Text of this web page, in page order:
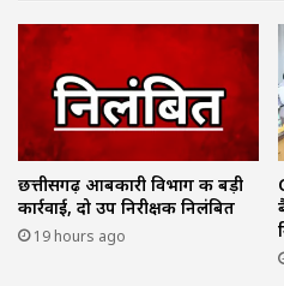
छत्तीसगढ़ आबकारी विभाग की बड़ी
कार्रवाई, दो उप निरीक्षक निलंबित
19 hours ago